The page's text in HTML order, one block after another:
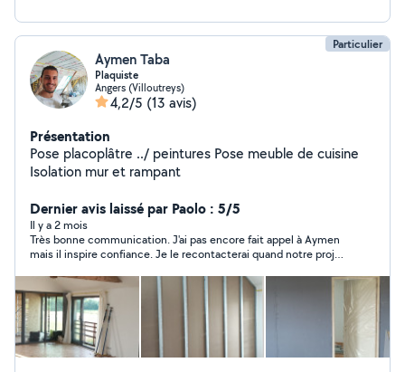
peut être établi selon vos besoins
Particulier
Aymen Taba
Plaquiste
Angers (Villoutreys)
4,2/5 (13 avis)
Présentation
Pose placoplâtre ../ peintures Pose meuble de cuisine
Isolation mur et rampant
Dernier avis laissé par Paolo : 5/5
Il y a 2 mois
Très bonne communication. J'ai pas encore fait appel à Aymen
mais il inspire confiance. Je le recontacterai quand notre projet